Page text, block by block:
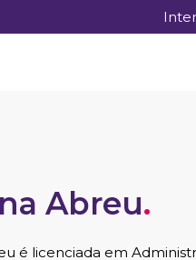
Abreu.
é licenciada em